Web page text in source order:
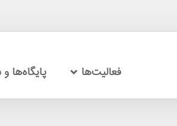
فعالیت‌ها پایگاه‌ها